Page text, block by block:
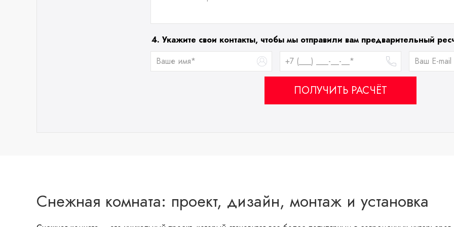
4. Укажите свои контакты, чтобы мы отправили вам предварительный
ПОЛУЧИТЬ РАСЧЁТ
Снежная комната: проект, дизайн, монтаж и установка